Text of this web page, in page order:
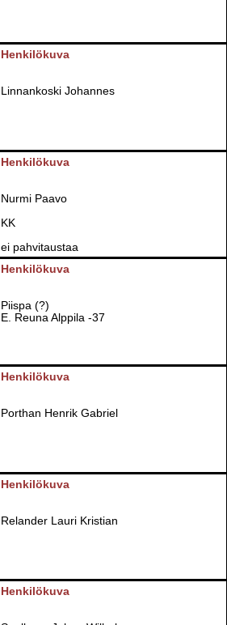
Henkilökuva
Linnankoski Johannes
Henkilökuva
Nurmi Paavo
KK
ei pahvitaustaa
Henkilökuva
Piispa (?)
E. Reuna Alppila -37
Henkilökuva
Porthan Henrik Gabriel
Henkilökuva
Relander Lauri Kristian
Henkilökuva